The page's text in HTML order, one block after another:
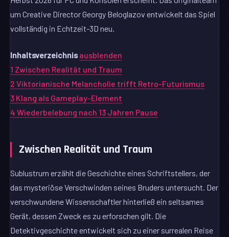
um Creative Director Georgy Beloglazov entwickelt das Spiel
vollständig in Echtzeit-3D neu.
Inhaltsverzeichnis ausblenden
1 Zwischen Realität und Traum
2 Viktorianische Melancholie trifft Retro-Futurismus
3 Klang als Gameplay-Element
4 Wiederbelebung nach 13 Jahren Pause
Zwischen Realität und Traum
Sublustrum erzählt die Geschichte eines Schriftstellers, der
das mysteriöse Verschwinden seines Bruders untersucht. Der
verschwundene Wissenschaftler hinterließ ein seltsames
Gerät, dessen Zweck es zu erforschen gilt. Die
Detektivgeschichte entwickelt sich zu einer surrealen Reise